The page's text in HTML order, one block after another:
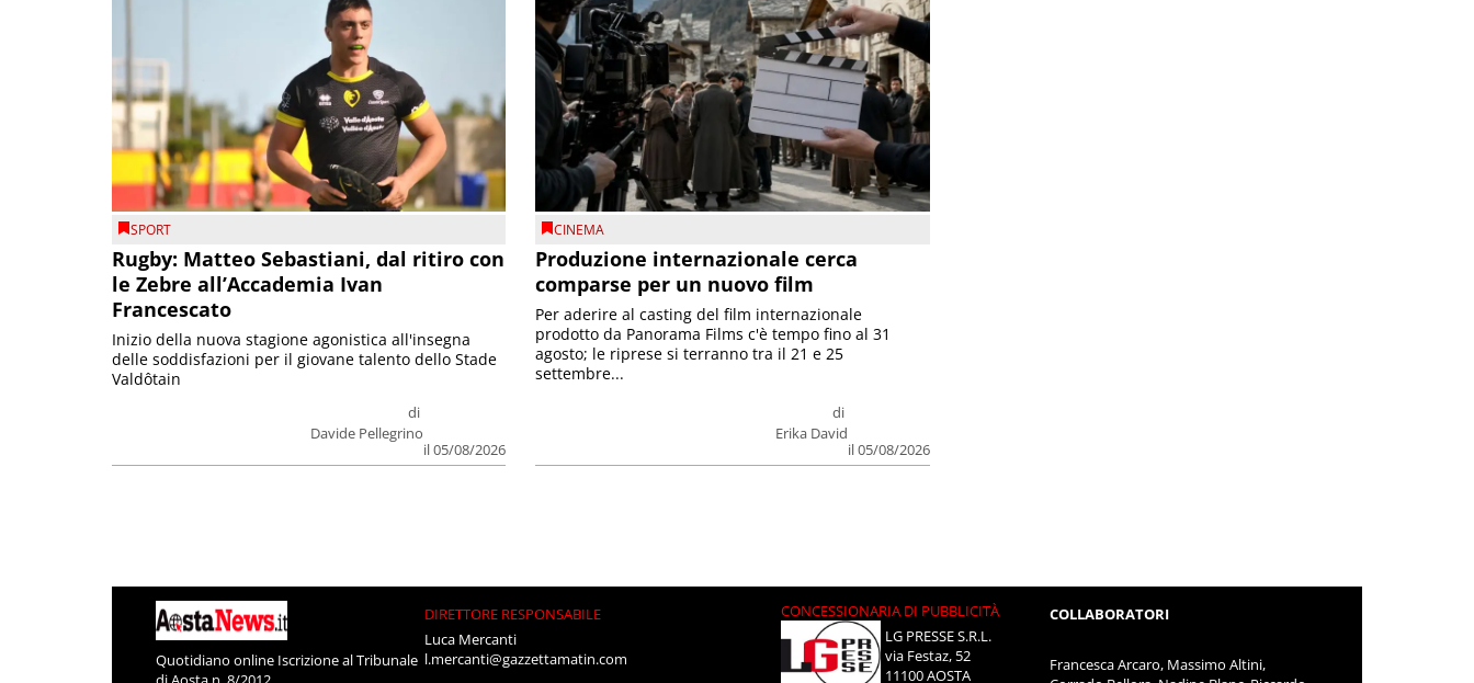
SPORT
Rugby: Matteo Sebastiani, dal ritiro con
le Zebre all’Accademia Ivan
Francescato
di
Davide Pellegrino
il 05/08/2026
Inizio della nuova stagione agonistica all'insegna
delle soddisfazioni per il giovane talento dello Stade
Valdôtain
CINEMA
Produzione internazionale cerca
comparse per un nuovo film
di
Erika David
il 05/08/2026
Per aderire al casting del film internazionale
prodotto da Panorama Films c'è tempo fino al 31
agosto; le riprese si terranno tra il 21 e 25
settembre...
Quotidiano online Iscrizione al Tribunale
DIRETTORE RESPONSABILE
Luca Mercanti
l.mercanti@gazzettamatin.com
CONCESSIONARIA DI PUBBLICITÀ
LG PRESSE S.R.L.
via Festaz, 52
11100 AOSTA
COLLABORATORI
Francesca Arcaro, Massimo Altini,